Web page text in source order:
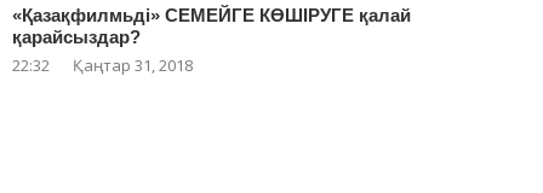
«Қазақфилмьді» СЕМЕЙГЕ КӨШІРУГЕ қалай
қарайсыздар?
22:32 Қаңтар 31, 2018